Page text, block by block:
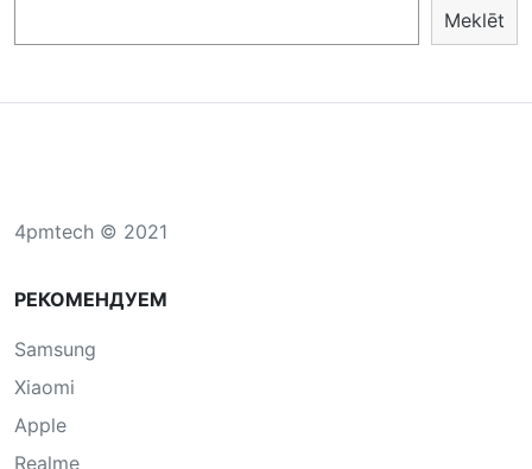
Meklēt
4pmtech © 2021
РЕКОМЕНДУЕМ
Samsung
Xiaomi
Apple
Realme